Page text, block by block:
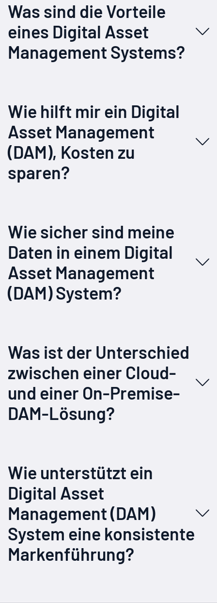
Was sind die Vorteile
eines Digital Asset
Management Systems?
Wie hilft mir ein Digital
Asset Management
(DAM), Kosten zu
sparen?
Wie sicher sind meine
Daten in einem Digital
Asset Management
(DAM) System?
Was ist der Unterschied
zwischen einer Cloud-
und einer On-Premise-
DAM-Lösung?
Wie unterstützt ein
Digital Asset
Management (DAM)
System eine konsistente
Markenführung?